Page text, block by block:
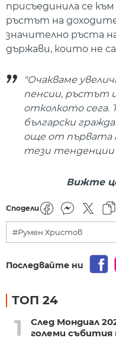
присъединила се
ръстът на
значително ръста
държави, които не
"Очакваме
пенсии, ръстът
отколкото сега.
български
още от първата
тези
Вижте
Сподели
#Румен Христов
Последвайте ни
ТОП 24
1
След Мондиал
големи събития